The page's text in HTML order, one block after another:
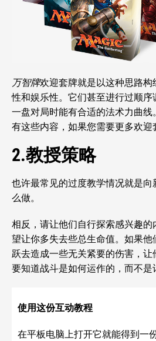
万智牌欢迎套牌就是以这种思路
性和娱乐性。它们甚至进行过顺
一盘对局时能有合适的法术力曲
有这些内容，如果您需要更多欢迎
2.教授策略
也许最常见的过度教学情况就是
么做。
相反，请让他们自行探索感兴趣
望让你多失去些总生命值。如果
跃去造成一些无关紧要的伤害，
要知道战斗是如何运作的，而不是
使用这份互动教程
在平板电脑上打开它就能得到一